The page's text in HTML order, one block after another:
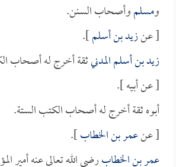
ومسلموأصحاب السنن.
[ عنزيد بن أسلم].
زيد بن أسلم المدنيثقة أخرج له أصحاب
[ عن أبيه ].
أبوه ثقة أخرج له أصحاب الكتب الستة.
[ عنعمر بن الخطاب].
عمر بن الخطابرضي الله تعالى عنه أمير